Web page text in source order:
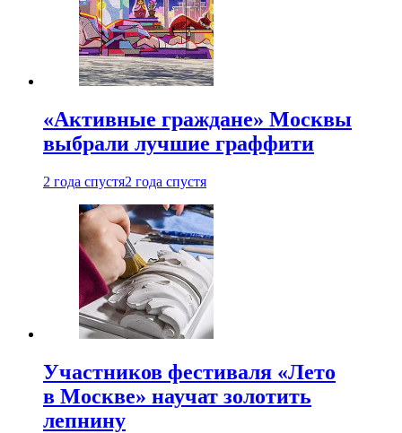
«Активные граждане» Москвы
выбрали лучшие граффити
2 года спустя2 года спустя
Участников фестиваля «Лето
в Москве» научат золотить
лепнину